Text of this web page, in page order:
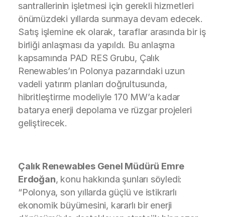
santrallerinin işletmesi için gerekli hizmetleri
önümüzdeki yıllarda sunmaya devam edecek.
Satış işlemine ek olarak, taraflar arasında bir iş
birliği anlaşması da yapıldı. Bu anlaşma
kapsamında PAD RES Grubu, Çalık
Renewables’ın Polonya pazarındaki uzun
vadeli yatırım planları doğrultusunda,
hibritleştirme modeliyle 170 MW’a kadar
batarya enerji depolama ve rüzgar projeleri
geliştirecek.
Çalık Renewables Genel Müdürü Emre
Erdoğan, konu hakkında şunları söyledi:
“Polonya, son yıllarda güçlü ve istikrarlı
ekonomik büyümesini, kararlı bir enerji